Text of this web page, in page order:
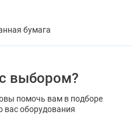
бумага
выбором?
помочь вам в подборе
вас оборудования